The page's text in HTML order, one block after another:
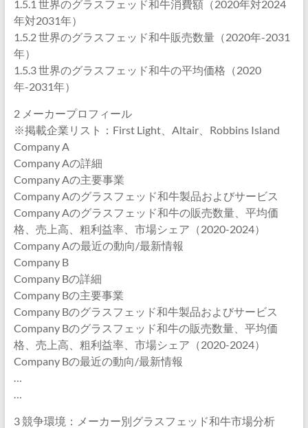
1.5.1 世界のグラスフェッド和牛消費額（2020年対2024
年対2031年）
1.5.2 世界のグラスフェッド和牛販売数量（2020年-2031
年）
1.5.3 世界のグラスフェッド和牛の平均価格（2020
年-2031年）
2 メーカープロフィール
※掲載企業リスト：First Light、Altair、Robbins Island
Company A
Company Aの詳細
Company Aの主要事業
Company Aのグラスフェッド和牛製品およびサービス
Company Aのグラスフェッド和牛の販売数量、平均価
格、売上高、粗利益率、市場シェア（2020-2024）
Company Aの最近の動向/最新情報
Company B
Company Bの詳細
Company Bの主要事業
Company Bのグラスフェッド和牛製品およびサービス
Company Bのグラスフェッド和牛の販売数量、平均価
格、売上高、粗利益率、市場シェア（2020-2024）
Company Bの最近の動向/最新情報
…
…
3 競争環境：メーカー別グラスフェッド和牛市場分析